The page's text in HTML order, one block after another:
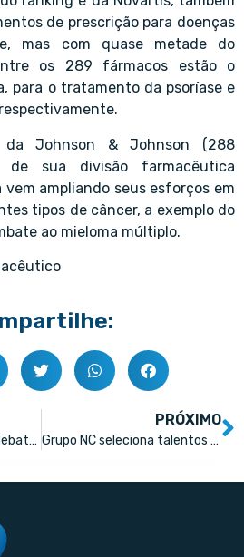
de prescrição para doenças
mas com quase metade do
os 289 fármacos estão o
para o tratamento da psoríase e
Johnson & Johnson (288
de sua divisão farmacêutica
ampliando seus esforços em
tipos de câncer, a exemplo do
ao mieloma múltiplo.
Conferência de líderes debateu importantes pontos para crescimento do varejo farma
PRÓXIMO
Grupo NC seleciona talentos para programa de estágio 2022